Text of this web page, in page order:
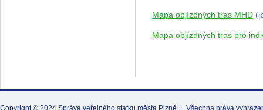
Mapa objízdných tras MHD
Mapa objízdných tras pro
Copyright © 2024 Správa veřejného statku města Plzně Všechna práva